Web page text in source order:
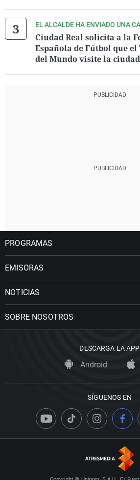
EL ALCALDE HA ENVIADO UNA
Ciudad Real solicita a la
Española de Fútbol que el
del Mundo visite la ciudad
PROGRAMAS
EMISORAS
NOTICIAS
SOBRE NOSOTROS
DESCARGA LA APP
Android
SÍGUENOS EN